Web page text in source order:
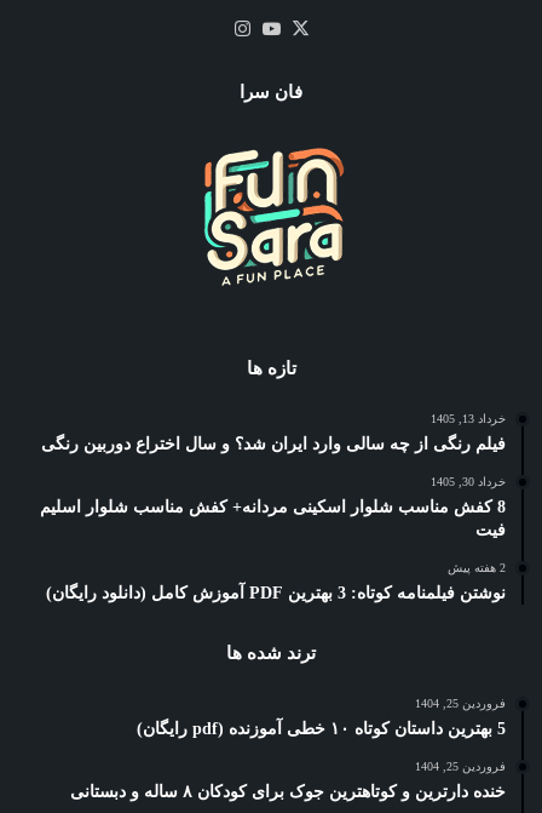
X یوتیوب
فان سرا
تازه ها
خرداد 13, 1405
فیلم رنگی از چه سالی وارد ایران شد؟ و سال اختراع دوربین رنگی
خرداد 30, 1405
8 کفش مناسب شلوار اسکینی مردانه+ کفش مناسب شلوار اسلیم
فیت
2 هفته پیش
نوشتن فیلمنامه کوتاه: 3 بهترین PDF آموزش کامل (دانلود رایگان)
ترند شده ها
فروردین 25, 1404
5 بهترین داستان کوتاه ۱۰ خطی آموزنده (pdf رایگان)
فروردین 25, 1404
خنده دارترین و کوتاهترین جوک برای کودکان ۸ ساله و دبستانی